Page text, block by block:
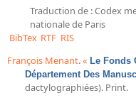
Traduction de : Codex
nationale de Paris
BibTex RTF RIS
François Menant.« Le Fonds
Département Des
dactylographiées). Print.